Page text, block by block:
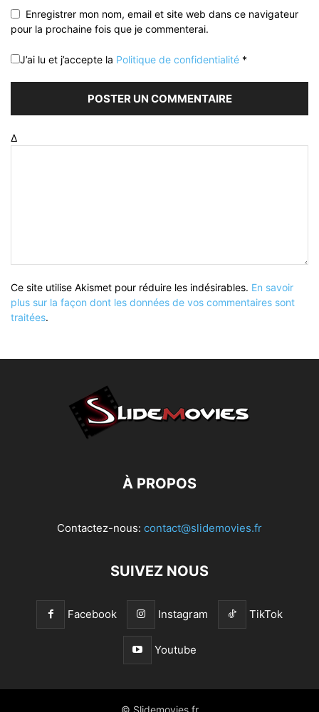
Enregistrer mon nom, email et site web dans ce navigateur
pour la prochaine fois que je commenterai.
J’ai lu et j’accepte la Politique de confidentialité *
Δ
Ce site utilise Akismet pour réduire les indésirables. En savoir
plus sur la façon dont les données de vos commentaires sont
traitées.
À PROPOS
Contactez-nous: contact@slidemovies.fr
SUIVEZ NOUS
Facebook Instagram TikTok
Youtube
© Slidemovies.fr